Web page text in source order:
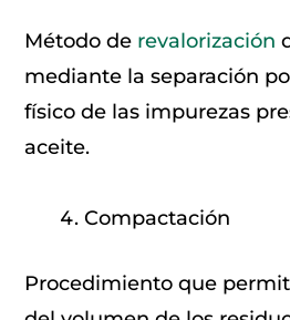
Método de revalorización
mediante la separación
físico de las impurezas
aceite.
Compactación
Procedimiento que